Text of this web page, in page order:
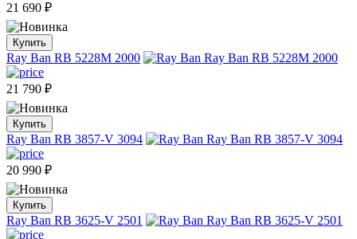
21 690 ₽
Купить
Ray Ban RB 5228M 2000
21 790 ₽
Купить
Ray Ban RB 3857-V 3094
20 990 ₽
Купить
Ray Ban RB 3625-V 2501